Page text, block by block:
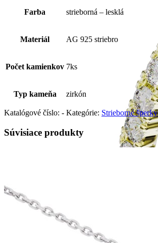
Farba strieborná – lesklá
Materiál AG 925 striebro
Počet kamienkov 7ks
Typ kameňa zirkón
Katalógové číslo: - Kategórie: Strieborné šperky
Súvisiace produkty